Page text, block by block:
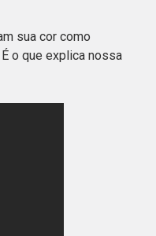
sua cor como
o que explica nossa